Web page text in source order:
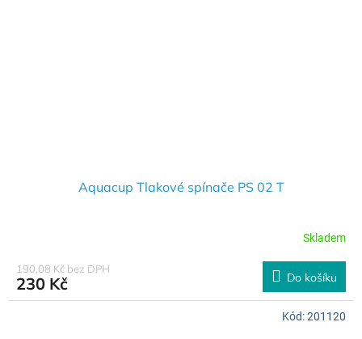
Aquacup Tlakové spínače PS 02 T
Skladem
190,08 Kč bez DPH
230 Kč Do košíku
Kód:201120